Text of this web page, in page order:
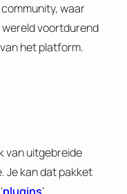
community, waar
voortdurend
het platform.
van uitgebreide
Je kan dat pakket